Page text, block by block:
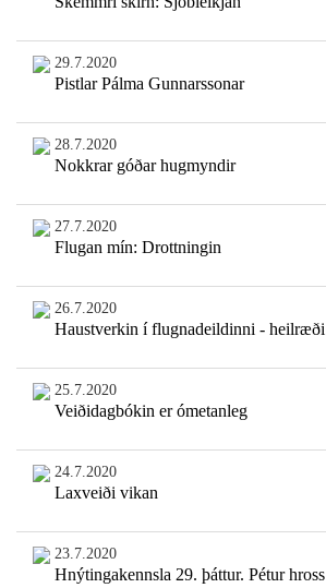
29.7.2020
Pistlar Pálma Gunnarssonar
28.7.2020
Nokkrar góðar hugmyndir
27.7.2020
Flugan mín: Drottningin
26.7.2020
Haustverkin í flugnadeildinni - heilræði
25.7.2020
Veiðidagbókin er ómetanleg
24.7.2020
Laxveiði vikan
23.7.2020
Hnýtingakennsla 29. þáttur. Pétur hross